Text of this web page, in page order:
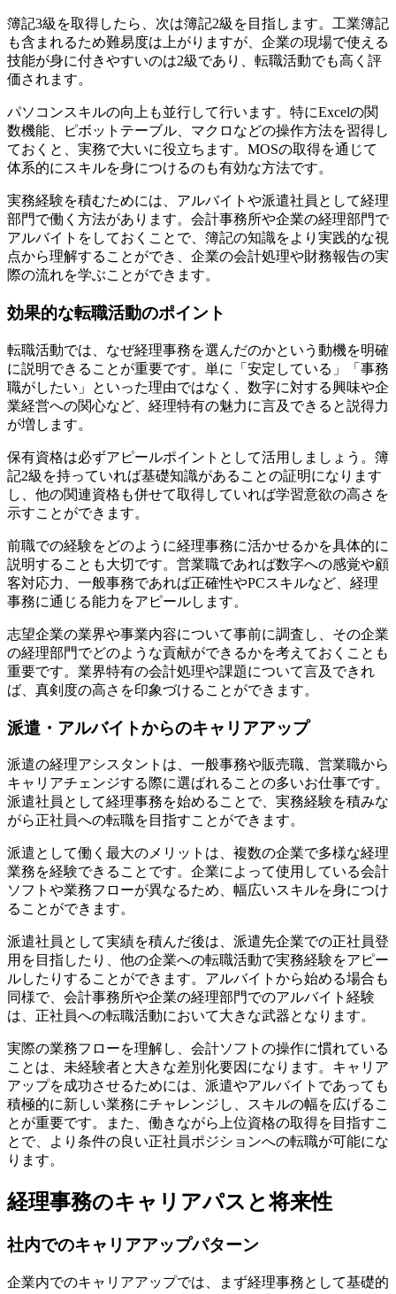
簿記3級を取得したら、次は簿記2級を目指します。工業簿記
も含まれるため難易度は上がりますが、企業の現場で使える
技能が身に付きやすいのは2級であり、転職活動でも高く評
価されます。
パソコンスキルの向上も並行して行います。特にExcelの関
数機能、ピボットテーブル、マクロなどの操作方法を習得し
ておくと、実務で大いに役立ちます。MOSの取得を通じて
体系的にスキルを身につけるのも有効な方法です。
実務経験を積むためには、アルバイトや派遣社員として経理
部門で働く方法があります。会計事務所や企業の経理部門で
アルバイトをしておくことで、簿記の知識をより実践的な視
点から理解することができ、企業の会計処理や財務報告の実
際の流れを学ぶことができます。
効果的な転職活動のポイント
転職活動では、なぜ経理事務を選んだのかという動機を明確
に説明できることが重要です。単に「安定している」「事務
職がしたい」といった理由ではなく、数字に対する興味や企
業経営への関心など、経理特有の魅力に言及できると説得力
が増します。
保有資格は必ずアピールポイントとして活用しましょう。簿
記2級を持っていれば基礎知識があることの証明になります
し、他の関連資格も併せて取得していれば学習意欲の高さを
示すことができます。
前職での経験をどのように経理事務に活かせるかを具体的に
説明することも大切です。営業職であれば数字への感覚や顧
客対応力、一般事務であれば正確性やPCスキルなど、経理
事務に通じる能力をアピールします。
志望企業の業界や事業内容について事前に調査し、その企業
の経理部門でどのような貢献ができるかを考えておくことも
重要です。業界特有の会計処理や課題について言及できれ
ば、真剣度の高さを印象づけることができます。
派遣・アルバイトからのキャリアアップ
派遣の経理アシスタントは、一般事務や販売職、営業職から
キャリアチェンジする際に選ばれることの多いお仕事です。
派遣社員として経理事務を始めることで、実務経験を積みな
がら正社員への転職を目指すことができます。
派遣として働く最大のメリットは、複数の企業で多様な経理
業務を経験できることです。企業によって使用している会計
ソフトや業務フローが異なるため、幅広いスキルを身につけ
ることができます。
派遣社員として実績を積んだ後は、派遣先企業での正社員登
用を目指したり、他の企業への転職活動で実務経験をアピー
ルしたりすることができます。アルバイトから始める場合も
同様で、会計事務所や企業の経理部門でのアルバイト経験
は、正社員への転職活動において大きな武器となります。
実際の業務フローを理解し、会計ソフトの操作に慣れている
ことは、未経験者と大きな差別化要因になります。キャリア
アップを成功させるためには、派遣やアルバイトであっても
積極的に新しい業務にチャレンジし、スキルの幅を広げるこ
とが重要です。また、働きながら上位資格の取得を目指すこ
とで、より条件の良い正社員ポジションへの転職が可能にな
ります。
経理事務のキャリアパスと将来性
社内でのキャリアアップパターン
企業内でのキャリアアップでは、まず経理事務として基礎的